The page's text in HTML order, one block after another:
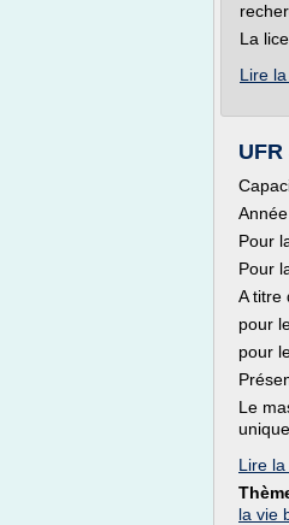
La
Lire
Pour
Pour
A titre
pour
pour
Le
unique
Lire
la vie